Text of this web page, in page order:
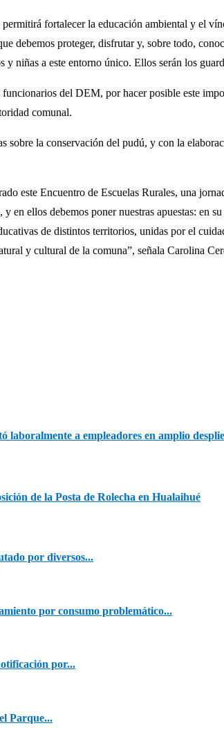
fortalecer la educación ambiental y el
debemos proteger, disfrutar y, sobre todo,
niñas a este entorno único. Ellos serán los
del DEM, por hacer posible este
comunal.
sobre la conservación del pudú, y con la
este Encuentro de Escuelas Rurales, una
en ellos debemos poner nuestras apuestas: en
de distintos territorios, unidas por el
y cultural de la comuna”, señala Carolina
a empleadores en amplio
de la Posta de Rolecha en Hualaihué
por diversos...
por consumo problemático...
por...
Parque...